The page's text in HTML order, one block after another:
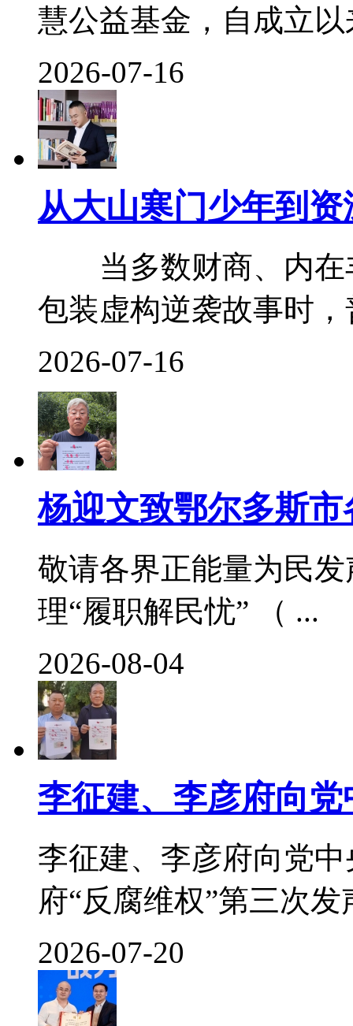
慧公益基金，自成立以
2026-07-16
从大山寒门少年到
当多数财商、内在
包装虚构逆袭故事时
2026-07-16
杨迎文致鄂尔多斯
敬请各界正能量为民
理“履职解民忧” （ ...
2026-08-04
李征建、李彦府向
李征建、李彦府向党
府“反腐维权”第三次发
2026-07-20